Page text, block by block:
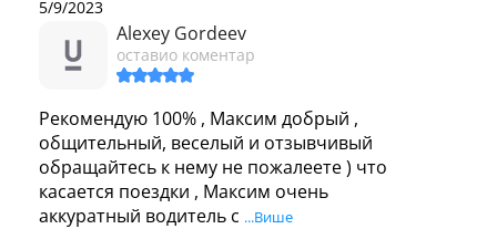
5/9/2023
Alexey Gordeev
оставио коментар
Рекомендую 100% , Максим добрый ,
общительный, веселый и отзывчивый
обращайтесь к нему не пожалеете ) что
касается поездки , Максим очень
аккуратный водитель с ...Више